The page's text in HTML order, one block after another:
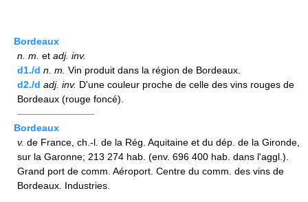
Bordeaux
n. m. et adj. inv.
d1./d n. m. Vin produit dans la région de Bordeaux.
d2./d adj. inv. D'une couleur proche de celle des vins rouges de
Bordeaux (rouge foncé).
————————
Bordeaux
v. de France, ch.-l. de la Rég. Aquitaine et du dép. de la Gironde,
sur la Garonne; 213 274 hab. (env. 696 400 hab. dans l'aggl.).
Grand port de comm. Aéroport. Centre du comm. des vins de
Bordeaux. Industries.